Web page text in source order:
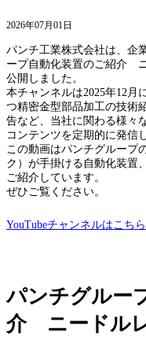
2026年07月01日
パンチ工業株式会社は、企
ープ自動化装置のご紹介
公開しました。
本チャンネルは2025年12月
つ精密金型部品加工の技術
告など、当社に関わる様々
コンテンツを定期的に発信
この動画はパンチグループ
ク）が手掛ける自動化装置
ご紹介しています。
ぜひご覧ください。
YouTubeチャンネルはこちら
パンチグルー
介 ニードル